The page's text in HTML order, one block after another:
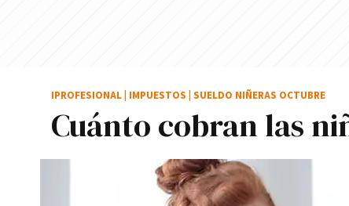
Cuánto cobran las
IPROFESIONAL IMPUESTOS SUELDO NIÑERAS OCTUBRE